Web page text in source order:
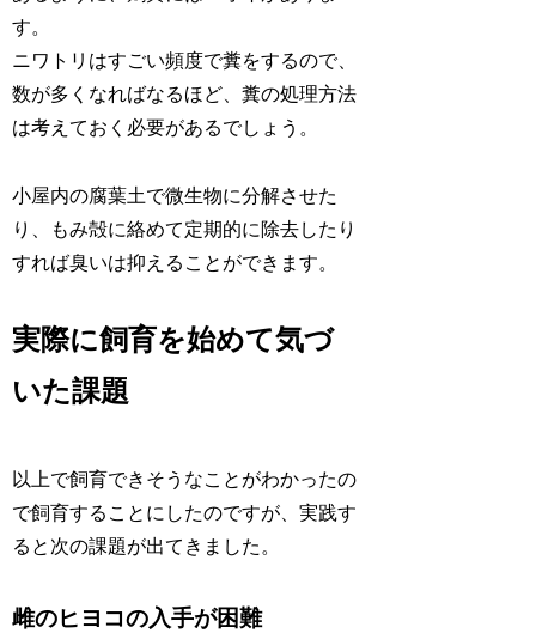
す。
ニワトリはすごい頻度で糞をするので、
数が多くなればなるほど、糞の処理方法
は考えておく必要があるでしょう。
小屋内の腐葉土で微生物に分解させた
り、もみ殻に絡めて定期的に除去したり
すれば臭いは抑えることができます。
実際に飼育を始めて気づ
いた課題
以上で飼育できそうなことがわかったの
で飼育することにしたのですが、実践す
ると次の課題が出てきました。
雌のヒヨコの入手が困難